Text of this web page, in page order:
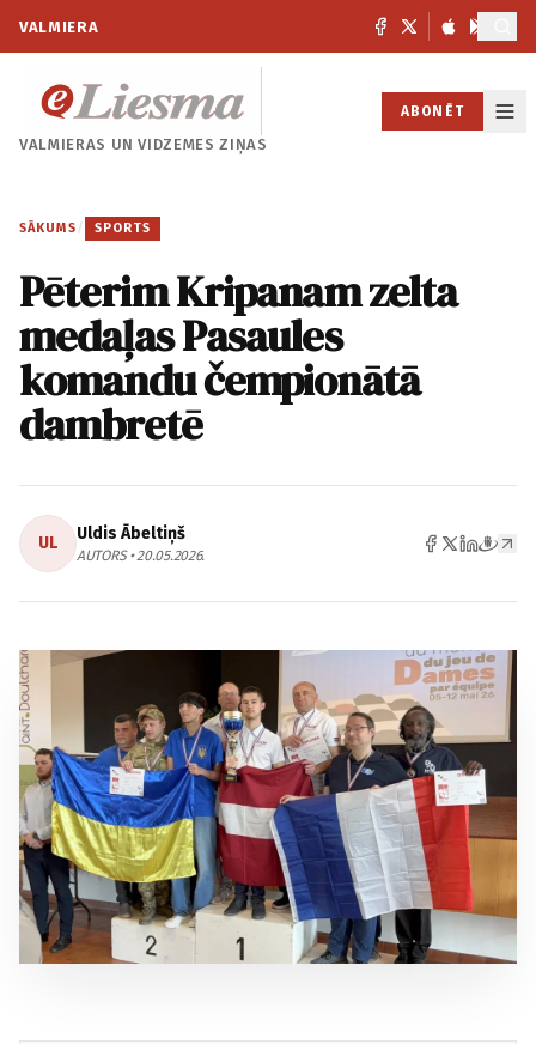
VALMIERA
VALMIERAS UNVIDZEMES ZIŅAS
ABONĒT
SĀKUMS / SPORTS
Pēterim Kripanam zelta
medaļas Pasaules
komandu čempionātā
dambretē
UL Uldis Ābeltiņš
AUTORS • 20.05.2026.